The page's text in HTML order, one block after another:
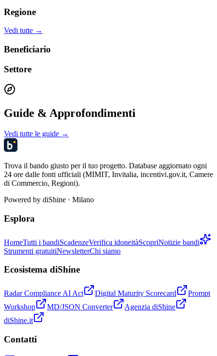
Regione
Vedi tutte →
Beneficiario
Settore
Guide & Approfondimenti
Vedi tutte le guide →
Trova il bando giusto per il tuo progetto. Database aggiornato ogni
24 ore dalle fonti ufficiali (MIMIT, Invitalia, incentivi.gov.it, Camere
di Commercio, Regioni).
Powered by diShine · Milano
Esplora
HomeTutti i bandiScadenzeVerifica idoneitàScopriNotizie bandi
Strumenti gratuitiNewsletterChi siamo
Ecosistema diShine
Radar Compliance AI Act Digital Maturity Scorecard
Prompt
Workshop
MD/JSON Converter
Agenzia diShine
diShine.it
Contatti